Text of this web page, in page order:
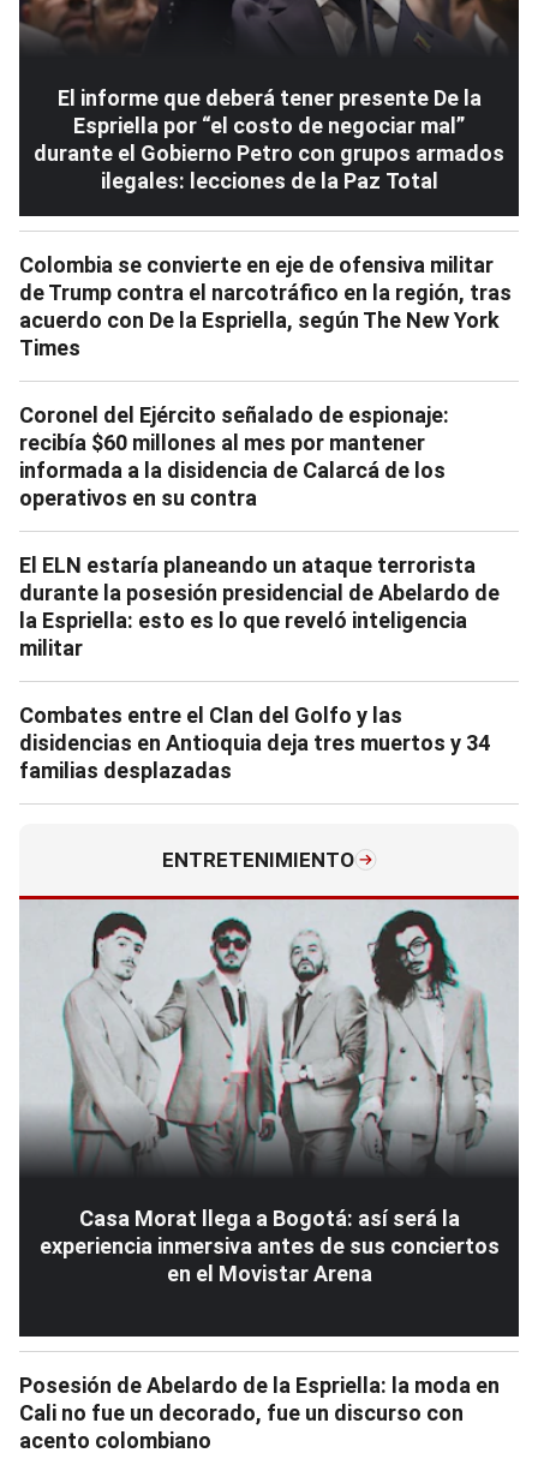
El informe que deberá tener presente De la
Espriella por “el costo de negociar mal”
durante el Gobierno Petro con grupos armados
ilegales: lecciones de la Paz Total
Colombia se convierte en eje de ofensiva militar
de Trump contra el narcotráfico en la región, tras
acuerdo con De la Espriella, según The New York
Times
Coronel del Ejército señalado de espionaje:
recibía $60 millones al mes por mantener
informada a la disidencia de Calarcá de los
operativos en su contra
El ELN estaría planeando un ataque terrorista
durante la posesión presidencial de Abelardo de
la Espriella: esto es lo que reveló inteligencia
militar
Combates entre el Clan del Golfo y las
disidencias en Antioquia deja tres muertos y 34
familias desplazadas
ENTRETENIMIENTO
Casa Morat llega a Bogotá: así será la
experiencia inmersiva antes de sus conciertos
en el Movistar Arena
Posesión de Abelardo de la Espriella: la moda en
Cali no fue un decorado, fue un discurso con
acento colombiano